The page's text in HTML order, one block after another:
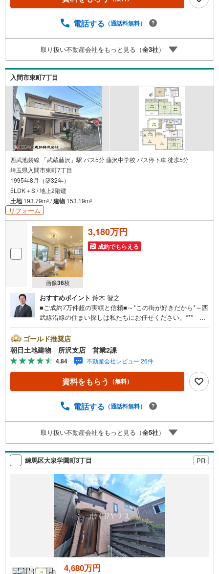
計画の立案から契約・お引渡しまで一貫してサポートいた
件ごとのメリット・注意点をまとめたレポートもご用意し
応。まずはお気軽にご相談ください。■電車でお越しのお客
様は、西武線「所沢駅」西口より徒歩5分■お車でお越しの
お客様は、提携駐車場がございますので弊社営業スタッフ
までお尋ねください。
電話する （通話料無料）
取り扱い不動産会社をもっと見る（全3社）
入間市東町7丁目
西武池袋線 「武蔵藤沢」駅 バス5分 藤沢中学校 バス停下車 徒歩5分
埼玉県入間市東町7丁目
1995年8月（築32年）
5LDK＋S / 地上2階建
土地193.79m2 /建物 153.19m2
リフォーム
画像36枚
3,180万円
成約でもらえる
おすすめポイント 鈴木 智之
■ご成約7万件超の実績と信頼■～*この街が好きだから*～西
武線沿線の住まい探しは私たちにお任せください。*** 住
玉・神奈川に展開。豊富な取引データと現場経験をもと
に、お客様一人ひとりに最適なご提案を行っています。
「住宅ローンが不安」「自己資金が少ないけれど購入でき
る？」「住み替えの進め方が分からない」など、購入・売
却に関するお悩みにも有資格スタッフが丁寧に対応。資金
計画の立案から契約・お引渡しまで一貫してサポートいた
件ごとのメリット・注意点をまとめたレポートもご用意し
応。まずはお気軽にご相談ください。■電車でお越しのお客
様は、西武線「所沢駅」西口より徒歩5分■お車でお越しの
お客様は、提携駐車場がございますので弊社営業スタッフ
までお尋ねください。
ゴールド推奨店
朝日土地建物 所沢支店 営業2課
4.84 不動産会社レビュー 26件
資料をもらう （無料）
電話する （通話料無料）
取り扱い不動産会社をもっと見る（全5社）
練馬区大泉学園町3丁目 PR
4,680万円